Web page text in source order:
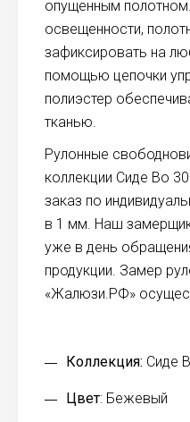
опущенным
освещенности,
зафиксировать на
помощью цепочки
полиэстер
тканью.
Рулонные
коллекции Сиде Во
заказ по
в 1 мм. Наш
уже в день
продукции. Замер
«Жалюзи.РФ»
Коллекция: Сиде
Цвет: Бежевый